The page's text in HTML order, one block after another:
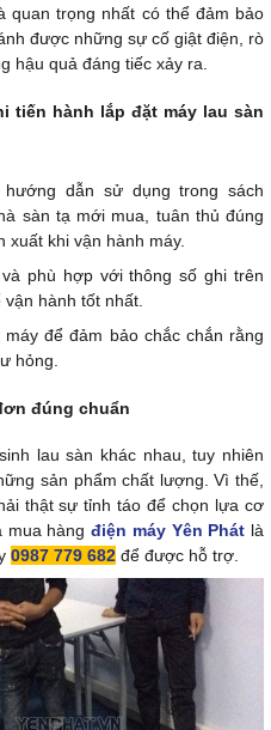
quan trọng nhất có thể đảm bảo
được những sự cố giật điện, rò
hậu quả đáng tiếc xảy ra.
tiến hành lắp đặt máy lau sàn
dẫn sử dụng trong sách
sàn tạ mới mua, tuân thủ đúng
xuất khi vận hành máy.
phù hợp với thông số ghi trên
hành tốt nhất.
để đảm bảo chắc chắn rằng
hỏng.
đúng chuẩn
lau sàn khác nhau, tuy nhiên
sản phẩm chất lượng. Vì thế,
thật sự tỉnh táo để chọn lựa cơ
mua hàngđiện máy Yên Phát là
0987 779 682 để được hỗ trợ.